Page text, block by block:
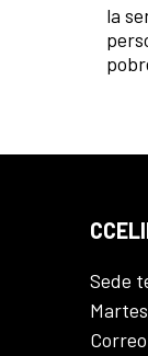
la
Sede